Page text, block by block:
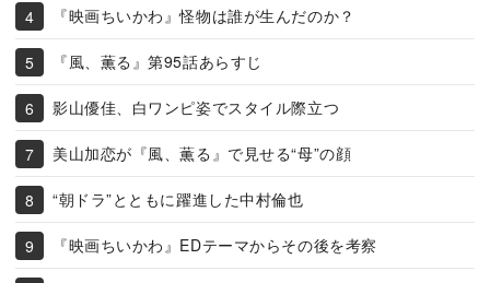
『映画ちいかわ』怪物は誰が生んだのか？
『風、薫る』第95話あらすじ
影山優佳、白ワンピ姿でスタイル際立つ
美山加恋が『風、薫る』で見せる“母”の顔
“朝ドラ”とともに躍進した中村倫也
『映画ちいかわ』EDテーマからその後を考察